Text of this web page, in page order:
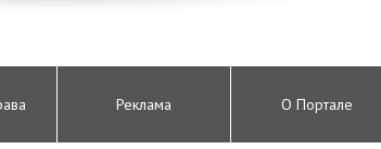
Реклама О Портале